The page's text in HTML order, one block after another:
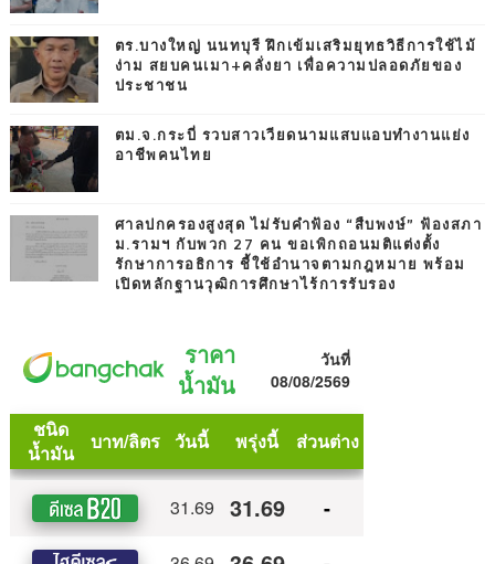
ตร.บางใหญ่ นนทบุรี ฝึกเข้มเสริมยุทธวิธีการใช้ไม้
ง่าม สยบคนเมา+คลั่งยา เพื่อความปลอดภัยของ
ประชาชน
ตม.จ.กระบี่ รวบสาวเวียดนามแสบแอบทำงานแย่ง
อาชีพคนไทย
ศาลปกครองสูงสุด ไม่รับคำฟ้อง “สืบพงษ์” ฟ้องสภา
ม.รามฯ กับพวก 27 คน ขอเพิกถอนมติแต่งตั้ง
รักษาการอธิการ ชี้ใช้อำนาจตามกฎหมาย พร้อม
เปิดหลักฐานวุฒิการศึกษาไร้การรับรอง